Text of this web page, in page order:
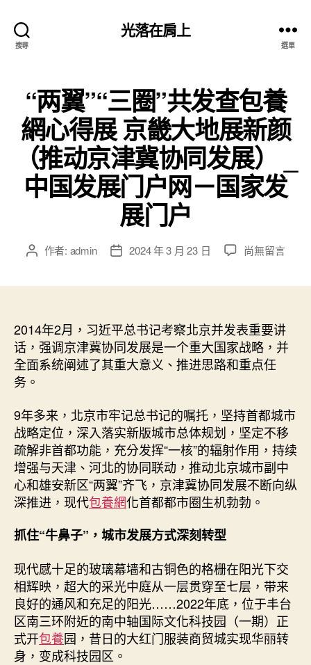
搜尋
光落在肩上
選單
“两翼”“三圈”共发查包養
網心得展 京畿大地展新颜
（推动京津冀协同发展） _
中国发展门户网－国家发
展门户
文 作者: admin
文
期
2024 年 3 月 23 日
在
共
发
查
包
心
得
展
京
畿
大
地
（推
动
京
津
冀
协
尚無留言
2014年2月，习近平总书记考察北京并发表重要讲
话，强调京津冀协同发展是一个重大国家战略，并
全面系统阐述了其重大意义、推进思路和重点任
务。
9年多来，北京市牢记总书记的嘱托，坚持首都城市
战略定位，深入落实新版城市总体规划，坚定不移
疏解非首都功能，充分发挥“一核”的辐射作用，持续
增强与天津、河北的协同联动，推动北京城市副中
心和雄安新区“两翼”齐飞，京津冀协同发展不断向纵
深推进，现代包養網化首都都市圈生机勃勃。
抓住“牛鼻子”，城市发展方式深刻转型
现代感十足的玻璃幕墙和古铜色的格栅在阳光下交
相辉映，超大的采光中庭从一层贯穿至七层，带来
良好的通风和充足的阳光……2022年底，位于丰台
区南三环附近的南中轴国际文化科技园（一期）正
式开包養园，昔日的大红门服装商贸城实现华丽转
身，变成科技园区。